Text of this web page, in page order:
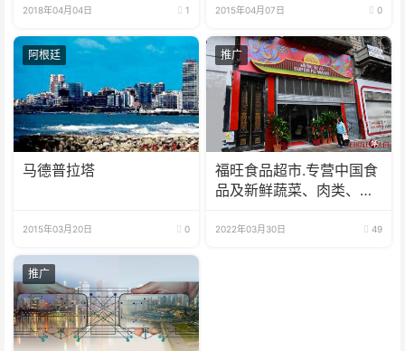
2018年04月04日 1 2015年04月07日 0
阿根廷
马德普拉塔
2015年03月20日 0
推广
福旺食品超市.专营中国食
品及新鲜蔬菜、肉类、
2022年03月30日 49
推广